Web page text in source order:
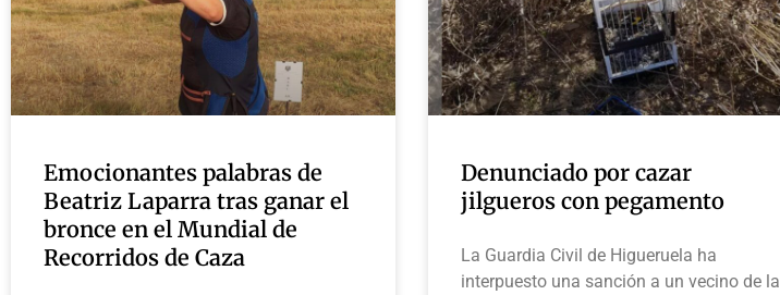
Emocionantes palabras de
Beatriz Laparra tras ganar el
bronce en el Mundial de
Recorridos de Caza
Denunciado por cazar
jilgueros con pegamento
La Guardia Civil de Higueruela ha
interpuesto una sanción a un vecino de la